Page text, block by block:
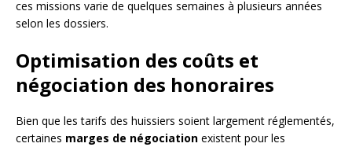
ces missions varie de quelques semaines à plusieurs années
selon les dossiers.
Optimisation des coûts et
négociation des honoraires
Bien que les tarifs des huissiers soient largement réglementés,
certaines marges de négociation existent pour les